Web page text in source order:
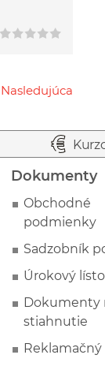
Nasledujúca
Przejdź do następnej strony
Dokumenty
Obchodné
podmienky
Sadzobník
Úrokový
Dokumenty
stiahnutie